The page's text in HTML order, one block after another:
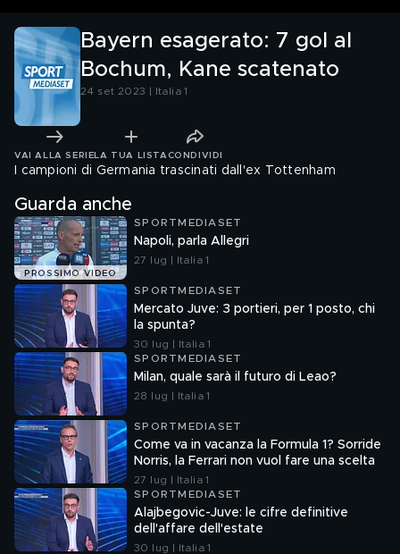
Bayern esagerato: 7 gol al
Bochum, Kane scatenato
24 set 2023 | Italia 1
VAI ALLA SERIE LA TUA LISTA CONDIVIDI
I campioni di Germania trascinati dall'ex Tottenham
Guarda anche
PROSSIMO VIDEO
SPORTMEDIASET
Napoli, parla Allegri
27 lug | Italia 1
SPORTMEDIASET
Mercato Juve: 3 portieri, per 1 posto, chi
la spunta?
30 lug | Italia 1
SPORTMEDIASET
Milan, quale sarà il futuro di Leao?
28 lug | Italia 1
SPORTMEDIASET
Come va in vacanza la Formula 1? Sorride
Norris, la Ferrari non vuol fare una scelta
27 lug | Italia 1
SPORTMEDIASET
Alajbegovic-Juve: le cifre definitive
dell'affare dell'estate
30 lug | Italia 1